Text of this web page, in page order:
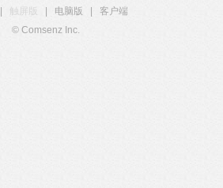
触屏版 电脑版
客户端
© Comsenz Inc.